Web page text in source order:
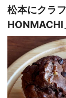
松本にクラ
HONMACHI